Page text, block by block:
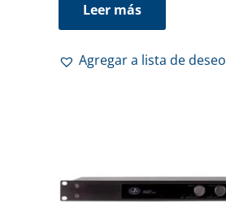
Leer más
Agregar a lista de